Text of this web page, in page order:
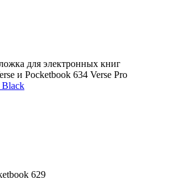
для электронных книг
и Pocketbook 634 Verse Pro
Black
629